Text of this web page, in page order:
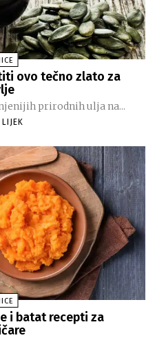
ovo tečno zlato za
prirodnih ulja na...
i batat recepti za